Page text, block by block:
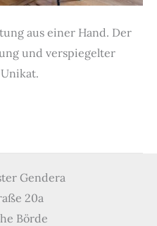
aus einer Hand. Der
und verspiegelter
Gendera
20a
Börde